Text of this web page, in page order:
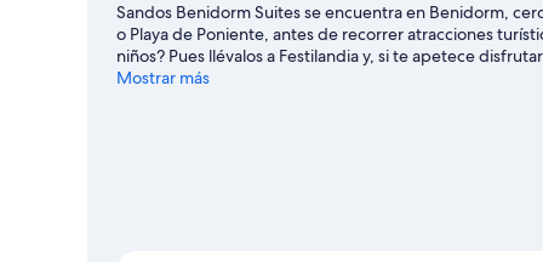
Sandos Benidorm Suites se encuentra en Benidorm,
o Playa de Poniente, antes de recorrer atracciones
niños? Pues llévalos a Festilandia y, si te apetece
municipal Guillermo Amor. Tendrás la oportunidad de
Mostrar más